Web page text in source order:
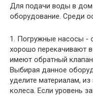
Для подачи воды в дом
оборудование. Среди
1. Погружные насосы -
хорошо перекачивают
имеют обратный
Выбирая данное
уделите материалам,
колеса. Если уровень